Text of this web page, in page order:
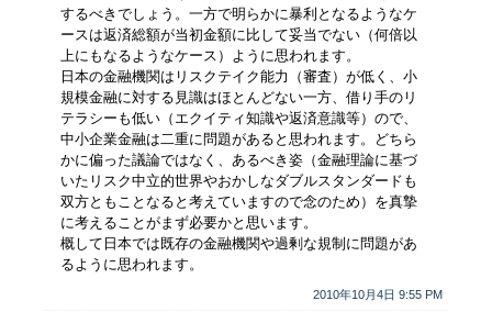
2010年10月4日 9:55 PM
するべきでしょう。一方で明らかに暴利となるようなケ
ースは返済総額が当初金額に比して妥当でない（何倍以
上にもなるようなケース）ように思われます。
日本の金融機関はリスクテイク能力（審査）が低く、小
規模金融に対する見識はほとんどない一方、借り手のリ
テラシーも低い（エクイティ知識や返済意識等）ので、
中小企業金融は二重に問題があると思われます。どちら
かに偏った議論ではなく、あるべき姿（金融理論に基づ
いたリスク中立的世界やおかしなダブルスタンダードも
双方ともことなると考えていますので念のため）を真摯
に考えることがまず必要かと思います。
概して日本では既存の金融機関や過剰な規制に問題があ
るように思われます。